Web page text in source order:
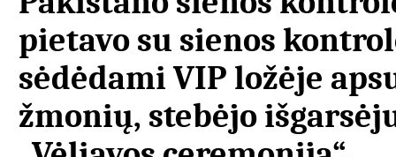
pietavo su sienos
sėdėdami VIP ložėje
žmonių, stebėjo